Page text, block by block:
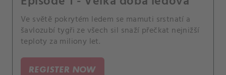
Ve světě pokrytém ledem se mamuti srstnatí a
šavlozubí tygři ze všech sil snaží přečkat nejnižší
teploty za miliony let.
REGISTER NOW